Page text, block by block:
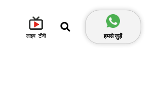
लाइव टीवी हमसे जुड़ें